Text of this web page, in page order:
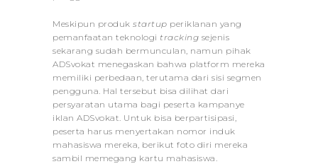
Meskipun produk startup periklanan yang
pemanfaatan teknologi tracking sejenis
sekarang sudah bermunculan, namun pihak
ADSvokat menegaskan bahwa platform mereka
memiliki perbedaan, terutama dari sisi segmen
pengguna. Hal tersebut bisa dilihat dari
persyaratan utama bagi peserta kampanye
iklan ADSvokat. Untuk bisa berpartisipasi,
peserta harus menyertakan nomor induk
mahasiswa mereka, berikut foto diri mereka
sambil memegang kartu mahasiswa.